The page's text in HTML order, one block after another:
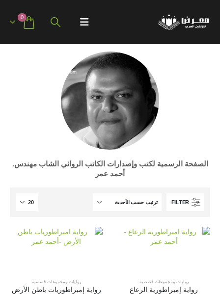
0
الصفحة الرسمية لكتب وإصدارات الكاتب الروائي الشاب مهندس.
أحمد عمر
FILTER
روايات ومجموعات قصصية
رواية إمبراطورية الرعاع
روايات ومجموعات قصصية
رواية إمبراطوريات باطن الأرض